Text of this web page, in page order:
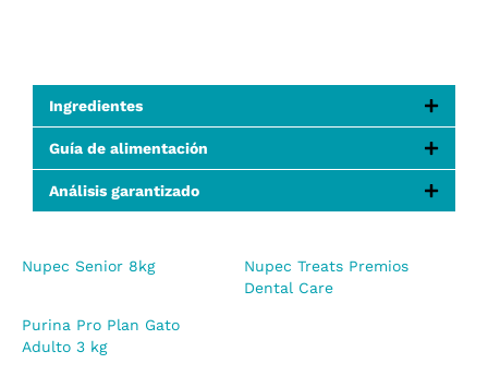
Ingredientes
Guía de alimentación
Análisis garantizado
Nupec Senior 8kg
Nupec Treats Premios
Dental Care
Purina Pro Plan Gato
Adulto 3 kg